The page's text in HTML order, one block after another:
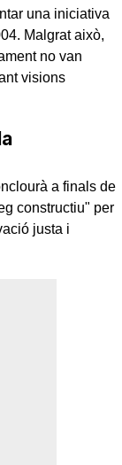
una iniciativa
Malgrat això,
no van
visions
a finals de
constructiu" per
justa i